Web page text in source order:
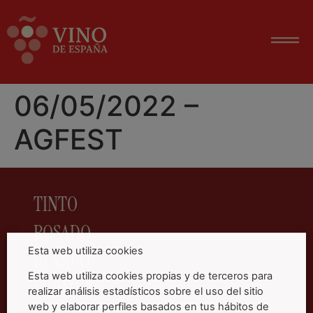
06/05/2022 –
AGFEST
TINTO
ROSADO
BLANCO
VERMUT
Esta web utiliza cookies
Esta web utiliza cookies propias y de terceros para
realizar análisis estadísticos sobre el uso del sitio
web y elaborar perfiles basados en tus hábitos de